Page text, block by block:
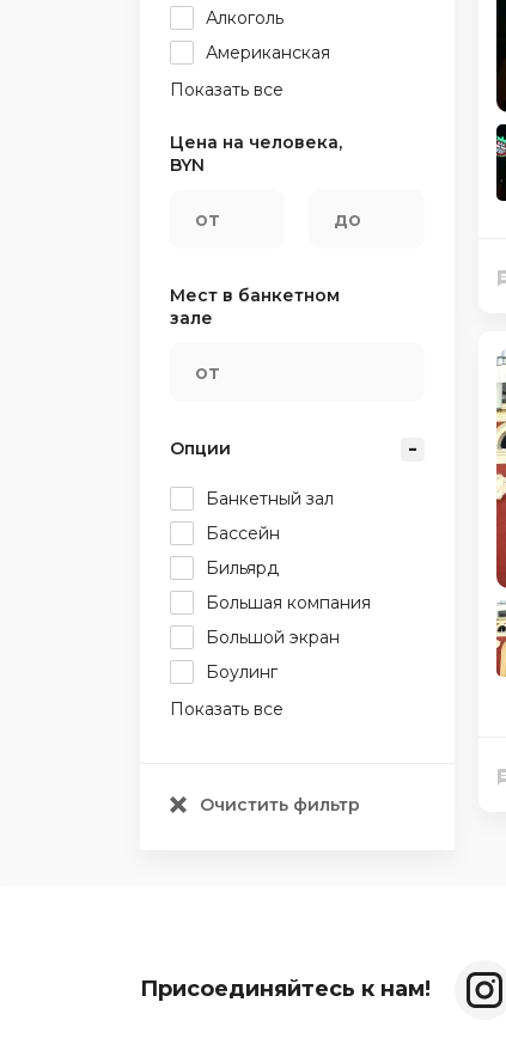
Алкоголь
Американская
Показать все
Цена на человека,
BYN
Мест в банкетном
зале
Опции
Банкетный зал
Бассейн
Бильярд
Большая компания
Большой экран
Боулинг
Показать все
Очистить фильтр
Присоединяйтесь к нам!